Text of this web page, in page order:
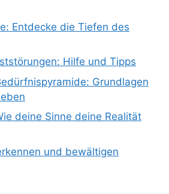
Entdecke die Tiefen des
Hilfe und Tipps
Grundlagen
deine Sinne deine Realität
und bewältigen